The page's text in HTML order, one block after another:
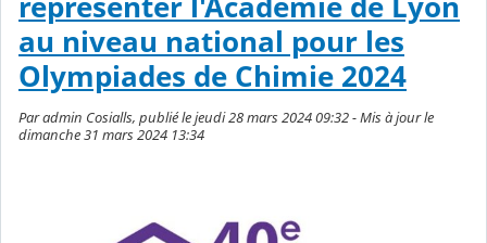
au niveau national pour les
Olympiades de Chimie 2024
Par admin Cosialls, publié le jeudi 28 mars 2024 09:32 - Mis à jour le
dimanche 31 mars 2024 13:34